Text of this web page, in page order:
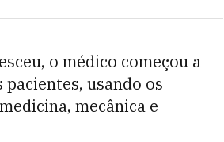
o médico começou a
usando os
mecânica e